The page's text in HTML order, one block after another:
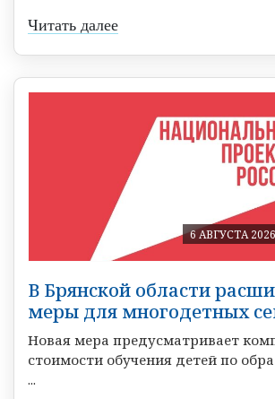
Читать далее
6 АВГУСТА
В Брянской области
меры для многодетных
Новая мера предусматривает
стоимости обучения детей по
...